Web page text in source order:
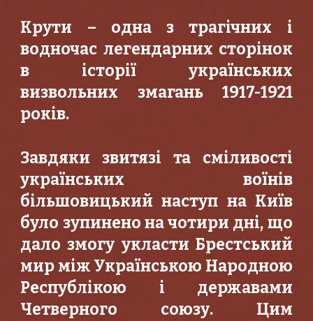
Крути – одна з трагічних і
водночас легендарних сторінок
в історії українських
визвольних змагань 1917-1921
років.
Завдяки звитязі та сміливості
українських воїнів
більшовицький наступ на Київ
було зупинено на чотири дні, що
дало змогу укласти Брестський
мир між Українською Народною
Республікою і державами
Четверного союзу. Цим